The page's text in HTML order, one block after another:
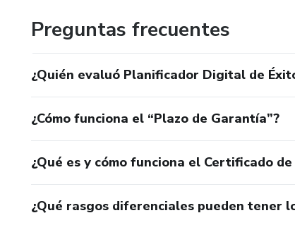
Preguntas frecuentes
¿Quién evaluó Planificador Digital de
¿Cómo funciona el “Plazo de Garantía”?
¿Qué es y cómo funciona el Certificado
¿Qué rasgos diferenciales pueden tener